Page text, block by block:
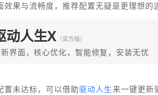
效果与流畅度，推荐配置无疑是更理想的
动人生X （官方版）
界面，核心优化，智能修复，安装无忧
置未达标，可以借助驱动人生来一键更新